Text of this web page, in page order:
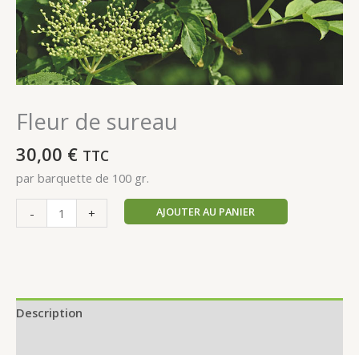
Fleur de sureau
30,00 € TTC
par barquette de 100 gr.
- + AJOUTER AU PANIER
Description